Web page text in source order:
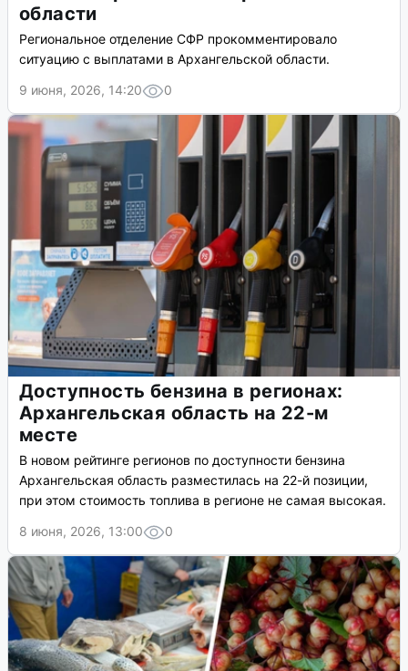
области
Региональное отделение СФР прокомментировало
ситуацию с выплатами в Архангельской области.
9 июня, 2026, 14:20
0
Доступность бензина в регионах:
Архангельская область на 22-м
месте
В новом рейтинге регионов по доступности бензина
Архангельская область разместилась на 22-й позиции,
при этом стоимость топлива в регионе не самая высокая.
8 июня, 2026, 13:00
0